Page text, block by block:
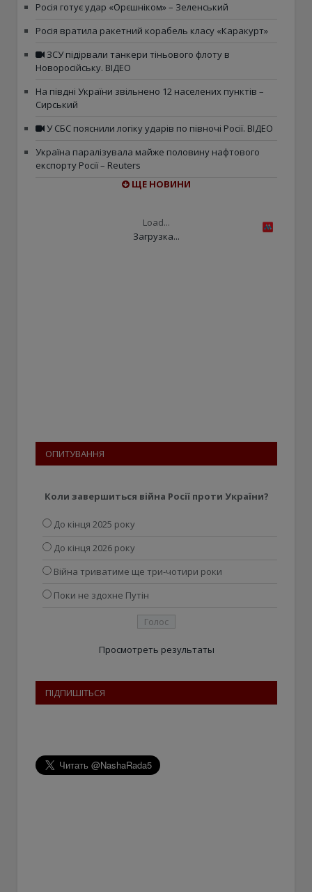
Росія готує удар «Орєшніком» – Зеленський
Росія вратила ракетний корабель класу «Каракурт»
ЗСУ підірвали танкери тіньового флоту в
Новоросійську. ВІДЕО
На півдні України звільнено 12 населених пунктів –
Сирський
У СБС пояснили логіку ударів по півночі Росії. ВІДЕО
Україна паралізувала майже половину нафтового
експорту Росії – Reuters
ЩЕ НОВИНИ
Load...
Загрузка...
ОПИТУВАННЯ
Коли завершиться війна Росії проти України?
До кінця 2025 року
До кінця 2026 року
Війна триватиме ще три-чотири роки
Поки не здохне Путін
Просмотреть результаты
ПІДПИШІТЬСЯ